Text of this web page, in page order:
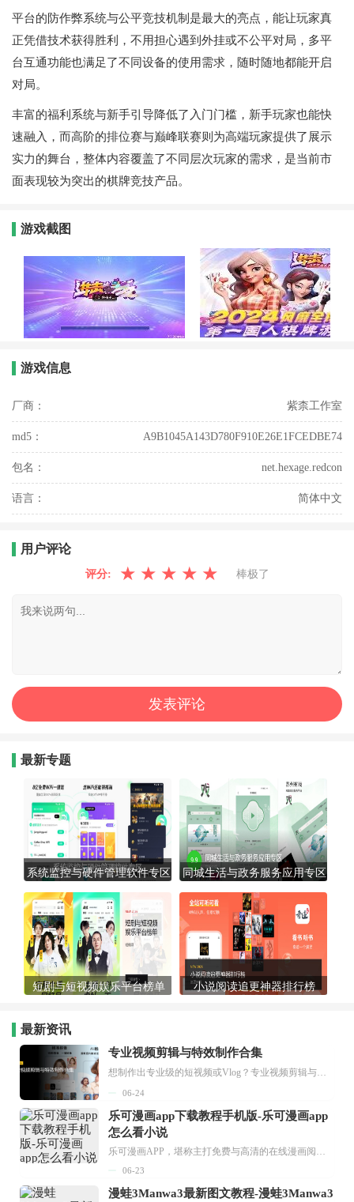
平台的防作弊系统与公平竞技机制是最大的亮点，能让玩家真
正凭借技术获得胜利，不用担心遇到外挂或不公平对局，多平
台互通功能也满足了不同设备的使用需求，随时随地都能开启
对局。
丰富的福利系统与新手引导降低了入门门槛，新手玩家也能快
速融入，而高阶的排位赛与巅峰联赛则为高端玩家提供了展示
实力的舞台，整体内容覆盖了不同层次玩家的需求，是当前市
面表现较为突出的棋牌竞技产品。
游戏截图
游戏信息
厂商： 紫柰工作室
md5： A9B1045A143D780F910E26E1FCEDBE74
包名： net.hexage.redcon
语言： 简体中文
用户评论
评分: ★ ★ ★ ★ ★ 棒极了
最新专题
系统监控与硬件管理软件专区 同城生活与政务服务应用专区
短剧与短视频娱乐平台榜单 小说阅读追更神器排行榜
最新资讯
专业视频剪辑与特效制作合集
想制作出专业级的短视频或Vlog？专业视频剪辑与特效制作大全专题为你提供了从剪辑、抠像到特效包装的全套解决方案。无论是添加炫酷的片头、进行精准的视频抠图，还是制...
06-24
乐可漫画app下载教程手机版-乐可漫画app
怎么看小说
乐可漫画APP，堪称主打免费与高清的在线漫画阅读神器。其官方版提供海量完整版漫画资源，无论是国内漫画，还是日漫、韩漫、台漫、美漫等国外漫画，应有尽有，随时供你阅读。只需轻点一下，便能直接进入阅读界面。不仅如此，乐可漫画最新版本更新速度极快，在这里，你总能抢先看到全网一手漫画章节内容！...
06-23
漫蛙3Manwa3最新图文教程-漫蛙3Manwa3